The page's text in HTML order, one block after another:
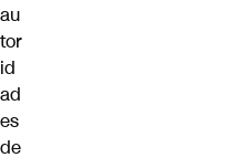
au
tor
id
ad
es
de